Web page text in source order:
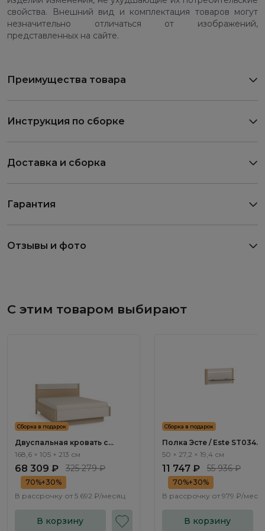
свойства. Внешний вид и комплектация товаров могут
незначительно отличаться от изображений,
представленных на сайте.
Преимущества товара
Инструкция по сборке
Доставка и сборка
Гарантия
Отзывы и фото
С этим товаром выбирают
Сборка в подарок
Двуспальная кровать с
подъемным механизмом
Эсте / Este ST111.8
168,6 × 105 × 213 см
68 309 ₽ 325 279 ₽
70%+30%
В рассрочку от 5 692 ₽/месяц
В корзину
Сборка в подарок
Полка Эсте / Este ST034.8
50 × 27,2 × 19,4 см
11 747 ₽ 55 936 ₽
70%+30%
В рассрочку от 979 ₽/
В корзину